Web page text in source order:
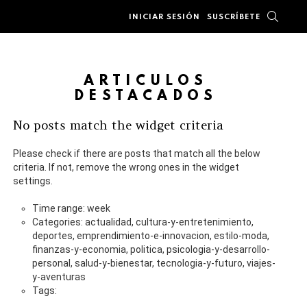
INICIAR SESIÓN SUSCRÍBETE
ARTÍCULOS
DESTACADOS
No posts match the widget criteria
Please check if there are posts that match all the below
criteria. If not, remove the wrong ones in the widget
settings.
Time range: week
Categories: actualidad, cultura-y-entretenimiento,
deportes, emprendimiento-e-innovacion, estilo-moda,
finanzas-y-economia, politica, psicologia-y-desarrollo-
personal, salud-y-bienestar, tecnologia-y-futuro, viajes-
y-aventuras
Tags: